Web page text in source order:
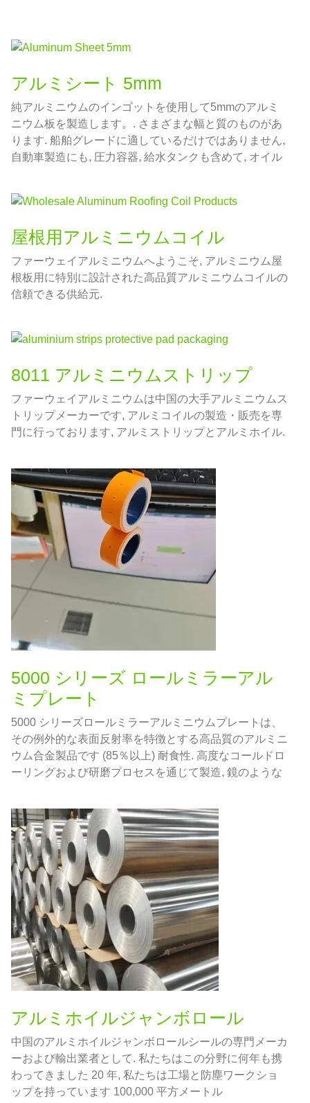
アルミシート 5mm
純アルミニウムのインゴットを使用して5mmのアルミ
ニウム板を製造します。. さまざまな幅と質のものがあ
ります. 船舶グレードに適しているだけではありません,
自動車製造にも, 圧力容器, 給水タンクも含めて, オイル
屋根用アルミニウムコイル
ファーウェイアルミニウムへようこそ, アルミニウム屋
根板用に特別に設計された高品質アルミニウムコイルの
信頼できる供給元.
8011 アルミニウムストリップ
ファーウェイアルミニウムは中国の大手アルミニウムス
トリップメーカーです, アルミコイルの製造・販売を専
門に行っております, アルミストリップとアルミホイル.
5000 シリーズ ロールミラーアル
ミプレート
5000 シリーズロールミラーアルミニウムプレートは、
その例外的な表面反射率を特徴とする高品質のアルミニ
ウム合金製品です (85％以上) 耐食性. 高度なコールドロ
ーリングおよび研磨プロセスを通じて製造, 鏡のような
アルミホイルジャンボロール
中国のアルミホイルジャンボロールシールの専門メーカ
ーおよび輸出業者として. 私たちはこの分野に何年も携
わってきました 20 年, 私たちは工場と防塵ワークショ
ップを持っています 100,000 平方メートル